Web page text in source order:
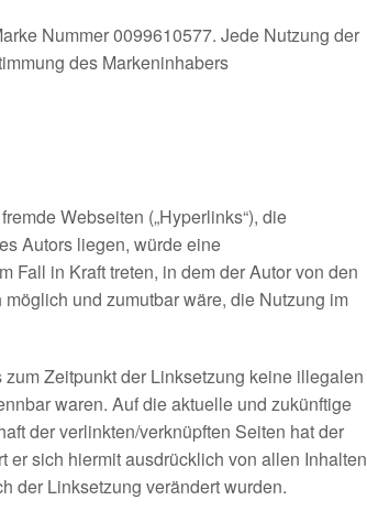
Nummer 0099610577. Jede Nutzung der
des Markeninhabers
Webseiten („Hyperlinks“), die
Autors liegen, würde eine
Fall in Kraft treten, in dem der Autor von den
und zumutbar wäre, die Nutzung im
Zeitpunkt der Linksetzung keine illegalen
waren. Auf die aktuelle und zukünftige
der verlinkten/verknüpften Seiten hat der
sich hiermit ausdrücklich von allen Inhalten
der Linksetzung verändert wurden.